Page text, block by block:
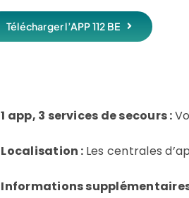
Télécharger l’APP 112 BE
1 app, 3 services de secours :
Localisation : Les centrales
Informations